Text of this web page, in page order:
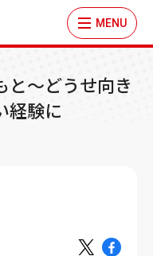
MENU
と～どうせ向き
経験に